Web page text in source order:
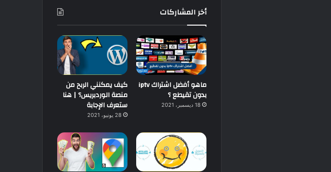
أخر المشاركات
ماهو أفضل اشتراك iptv
بدون تقيطع ؟
18 ديسمبر، 2021
كيف يمكنني الربح من
منصة الوردبريس؟ | هنا
ستعرف الإجابة
28 يونيو، 2021